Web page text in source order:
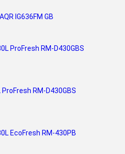
IG636FM GB
RM-D430GBS